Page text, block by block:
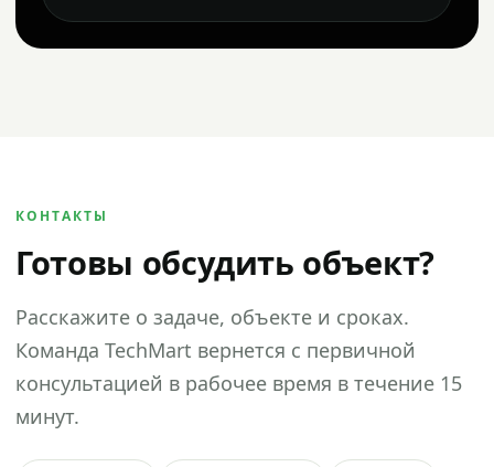
КОНТАКТЫ
Готовы обсудить объект?
Расскажите о задаче, объекте и сроках.
Команда TechMart вернется с первичной
консультацией в рабочее время в течение 15
минут.